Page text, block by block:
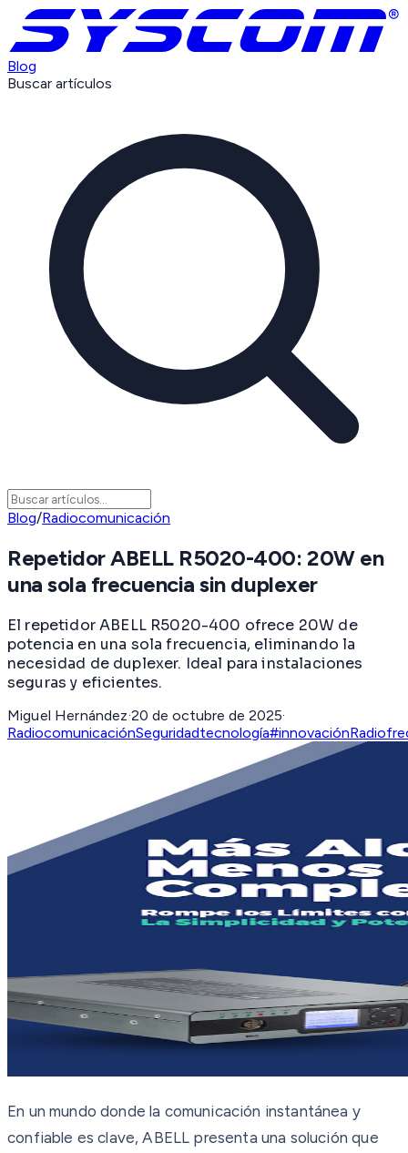
Blog
Buscar artículos
Blog/Radiocomunicación
Repetidor ABELL R5020-400: 20W en
una sola frecuencia sin duplexer
El repetidor ABELL R5020-400 ofrece 20W de
potencia en una sola frecuencia, eliminando la
necesidad de duplexer. Ideal para instalaciones
seguras y eficientes.
Miguel Hernández·20 de octubre de 2025·
RadiocomunicaciónSeguridadtecnología#innovación
En un mundo donde la comunicación instantánea y
confiable es clave, ABELL presenta una solución que